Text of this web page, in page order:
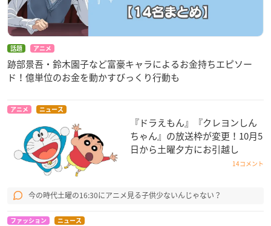
話題 アニメ
跡部景吾・鈴木園子など富豪キャラによるお金持ちエピソー
ド！億単位のお金を動かすびっくり行動も
アニメ ニュース
『ドラえもん』『クレヨンしん
ちゃん』の放送枠が変更！10月5
日から土曜夕方にお引越し
14コメント
今の時代土曜の16:30にアニメ見る子供少ないんじゃない？
ファッション ニュース